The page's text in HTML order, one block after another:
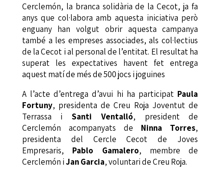
Cerclemón, la branca solidària de la Cecot, ja fa
anys que col·labora amb aquesta iniciativa però
enguany han volgut obrir aquesta campanya
també a les empreses associades, als col·lectius
de la Cecot i al personal de l’entitat. El resultat ha
superat les expectatives havent fet entrega
aquest matí de més de 500 jocs i joguines
A l’acte d’entrega d’avui hi ha participat Paula
Fortuny, presidenta de Creu Roja Joventut de
Terrassa iSanti Ventalló, president de
Cerclemón acompanyats de Ninna Torres,
presidenta del Cercle Cecot de Joves
Empresaris, Pablo Gamalero, membre de
Cerclemón iJan Garcia, voluntari de Creu Roja.